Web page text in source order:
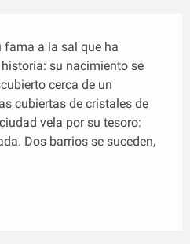
fama a la sal que ha
su nacimiento se
cerca de un
cubiertas de cristales de
vela por su tesoro:
Dos barrios se suceden,